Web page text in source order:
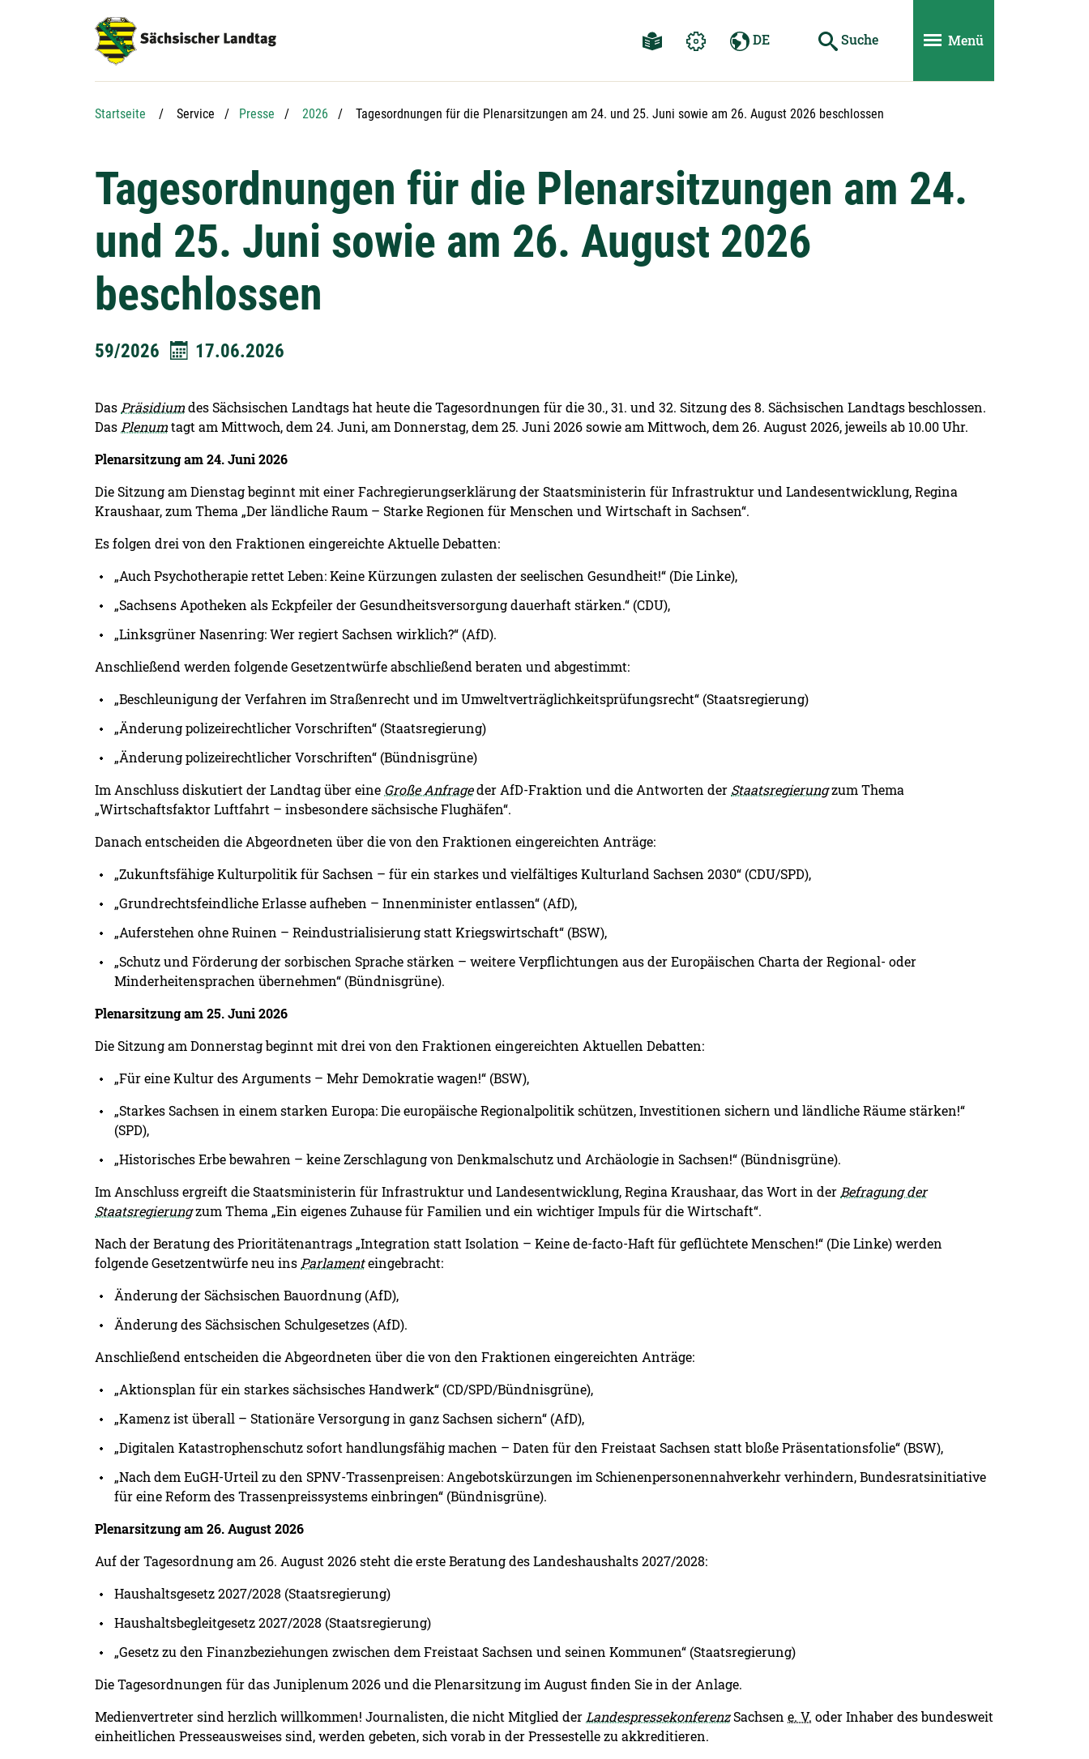
DE Suche Menü
Startseite Service Presse 2026 Aktuelle Seite:
Tagesordnungen für die Plenarsitzungen am 24. und 25. Juni sowie am 26. August 2026 beschlossen
Tagesordnungen für die Plenarsitzungen am 24.
und 25. Juni sowie am 26. August 2026
beschlossen
59/2026 17.06.2026
Das Präsidiumdes Sächsischen Landtags hat heute die Tagesordnungen für die 30., 31. und 32. Sitzung des 8. Sächsischen Landtags beschlossen.
Das Plenumtagt am Mittwoch, dem 24. Juni, am Donnerstag, dem 25. Juni 2026 sowie am Mittwoch, dem 26. August 2026, jeweils ab 10.00 Uhr.
Plenarsitzung am 24. Juni 2026
Die Sitzung am Dienstag beginnt mit einer Fachregierungserklärung der Staatsministerin für Infrastruktur und Landesentwicklung, Regina
Kraushaar, zum Thema „Der ländliche Raum – Starke Regionen für Menschen und Wirtschaft in Sachsen“.
Es folgen drei von den Fraktionen eingereichte Aktuelle Debatten:
„Auch Psychotherapie rettet Leben: Keine Kürzungen zulasten der seelischen Gesundheit!“ (Die Linke),
„Sachsens Apotheken als Eckpfeiler der Gesundheitsversorgung dauerhaft stärken.“ (CDU),
„Linksgrüner Nasenring: Wer regiert Sachsen wirklich?“ (AfD).
Anschließend werden folgende Gesetzentwürfe abschließend beraten und abgestimmt:
„Beschleunigung der Verfahren im Straßenrecht und im Umweltverträglichkeitsprüfungsrecht“ (Staatsregierung)
„Änderung polizeirechtlicher Vorschriften“ (Staatsregierung)
„Änderung polizeirechtlicher Vorschriften“ (Bündnisgrüne)
Im Anschluss diskutiert der Landtag über eine Große Anfrageder AfD-Fraktion und die Antworten der Staatsregierungzum Thema
„Wirtschaftsfaktor Luftfahrt – insbesondere sächsische Flughäfen“.
Danach entscheiden die Abgeordneten über die von den Fraktionen eingereichten Anträge:
„Zukunftsfähige Kulturpolitik für Sachsen – für ein starkes und vielfältiges Kulturland Sachsen 2030“ (CDU/SPD),
„Grundrechtsfeindliche Erlasse aufheben – Innenminister entlassen“ (AfD),
„Auferstehen ohne Ruinen – Reindustrialisierung statt Kriegswirtschaft“ (BSW),
„Schutz und Förderung der sorbischen Sprache stärken – weitere Verpflichtungen aus der Europäischen Charta der Regional- oder
Minderheitensprachen übernehmen“ (Bündnisgrüne).
Plenarsitzung am 25. Juni 2026
Die Sitzung am Donnerstag beginnt mit drei von den Fraktionen eingereichten Aktuellen Debatten:
„Für eine Kultur des Arguments – Mehr Demokratie wagen!“ (BSW),
„Starkes Sachsen in einem starken Europa: Die europäische Regionalpolitik schützen, Investitionen sichern und ländliche Räume stärken!“
(SPD),
„Historisches Erbe bewahren – keine Zerschlagung von Denkmalschutz und Archäologie in Sachsen!“ (Bündnisgrüne).
Im Anschluss ergreift die Staatsministerin für Infrastruktur und Landesentwicklung, Regina Kraushaar, das Wort in der Befragung der
Staatsregierungzum Thema „Ein eigenes Zuhause für Familien und ein wichtiger Impuls für die Wirtschaft“.
Nach der Beratung des Prioritätenantrags „Integration statt Isolation – Keine de-facto-Haft für geflüchtete Menschen!“ (Die Linke) werden
folgende Gesetzentwürfe neu ins Parlamenteingebracht:
Änderung der Sächsischen Bauordnung (AfD),
Änderung des Sächsischen Schulgesetzes (AfD).
Anschließend entscheiden die Abgeordneten über die von den Fraktionen eingereichten Anträge:
„Aktionsplan für ein starkes sächsisches Handwerk“ (CD/SPD/Bündnisgrüne),
„Kamenz ist überall – Stationäre Versorgung in ganz Sachsen sichern“ (AfD),
„Digitalen Katastrophenschutz sofort handlungsfähig machen – Daten für den Freistaat Sachsen statt bloße Präsentationsfolie“ (BSW),
„Nach dem EuGH-Urteil zu den SPNV-Trassenpreisen: Angebotskürzungen im Schienenpersonennahverkehr verhindern, Bundesratsinitiative
für eine Reform des Trassenpreissystems einbringen“ (Bündnisgrüne).
Plenarsitzung am 26. August 2026
Auf der Tagesordnung am 26. August 2026 steht die erste Beratung des Landeshaushalts 2027/2028:
Haushaltsgesetz 2027/2028 (Staatsregierung)
Haushaltsbegleitgesetz 2027/2028 (Staatsregierung)
„Gesetz zu den Finanzbeziehungen zwischen dem Freistaat Sachsen und seinen Kommunen“ (Staatsregierung)
Die Tagesordnungen für das Juniplenum 2026 und die Plenarsitzung im August finden Sie in der Anlage.
Medienvertreter sind herzlich willkommen! Journalisten, die nicht Mitglied der LandespressekonferenzSachsen e. V. oder Inhaber des bundesweit
einheitlichen Presseausweises sind, werden gebeten, sich vorab in der Pressestelle zu akkreditieren.